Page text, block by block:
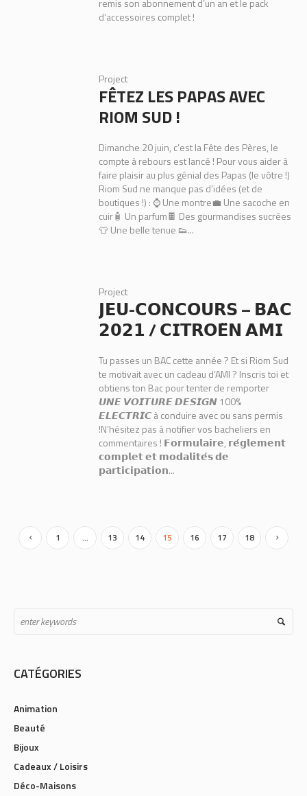
d’accessoires complet !
Project
FÊTEZ LES PAPAS AVEC
RIOM SUD !
Dimanche 20 juin, c’est la Fête des Pères, le
compte à rebours est lancé ! Pour vous aider à
faire plaisir au plus génial des Papas (le vôtre !)
Riom Sud ne manque pas d’idées (et de
boutiques !) : ⌚️ Une montre💼 Une sacoche en
cuir🧴 Un parfum🍫 Des gourmandises sucrées
👕 Une belle tenue 👟...
Project
𝗝𝗘𝗨-𝗖𝗢𝗡𝗖𝗢𝗨𝗥𝗦 – 𝗕𝗔𝗖
𝟮𝟬𝟮𝟭 / 𝗖𝗜𝗧𝗥𝗢𝗘̈𝗡 𝗔𝗠𝗜
Tu passes un BAC cette année ? Et si Riom Sud
te motivait avec un cadeau d’AMI ? Inscris toi et
obtiens ton Bac pour tenter de remporter
𝙐𝙉𝙀 𝙑𝙊𝙄𝙏𝙐𝙍𝙀 𝘿𝙀𝙎𝙄𝙂𝙉 100%
𝙀𝙇𝙀𝘾𝙏𝙍𝙄𝘾 à conduire avec ou sans permis
!N’hésitez pas à notifier vos bacheliers en
commentaires ! 𝗙𝗼𝗿𝗺𝘂𝗹𝗮𝗶𝗿𝗲, 𝗿𝗲́𝗴𝗹𝗲𝗺𝗲𝗻𝘁
𝗰𝗼𝗺𝗽𝗹𝗲𝘁 𝗲𝘁 𝗺𝗼𝗱𝗮𝗹𝗶𝘁𝗲́𝘀 𝗱𝗲
𝗽𝗮𝗿𝘁𝗶𝗰𝗶𝗽𝗮𝘁𝗶𝗼𝗻...
1 … 13 14 15 16 17 18
CATÉGORIES
Animation
Beauté
Bijoux
Cadeaux / Loisirs
Déco-Maisons